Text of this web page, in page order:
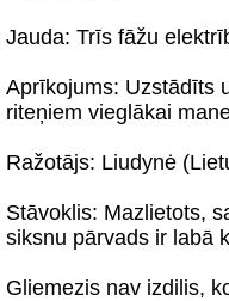
Jauda: Trīs fāžu
Aprīkojums: Uzstādīts
riteņiem vieglākai
Ražotājs: Liudynė
Stāvoklis: Mazlietots,
siksnu pārvads ir labā
Gliemezis nav izdilis,